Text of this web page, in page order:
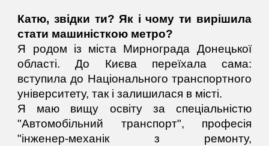
Катю, звідки ти? Як і чому ти вирішила
стати машиністкою метро?
Я родом із міста Мирнограда Донецької
області. До Києва переїхала сама:
вступила до Національного транспортного
університету, так і залишилася в місті.
Я маю вищу освіту за спеціальністю
"Автомобільний транспорт", професія
"інженер-механік з ремонту,